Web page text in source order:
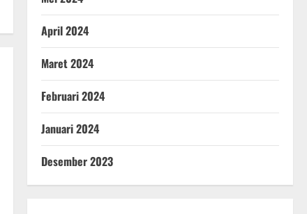
April 2024
Maret 2024
Februari 2024
Januari 2024
Desember 2023